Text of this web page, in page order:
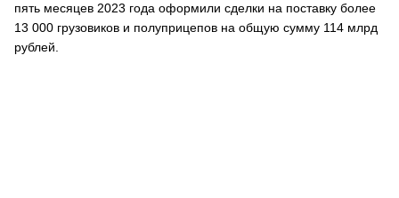
пять месяцев 2023 года оформили сделки на поставку более
13 000 грузовиков и полуприцепов на общую сумму 114 млрд
рублей.